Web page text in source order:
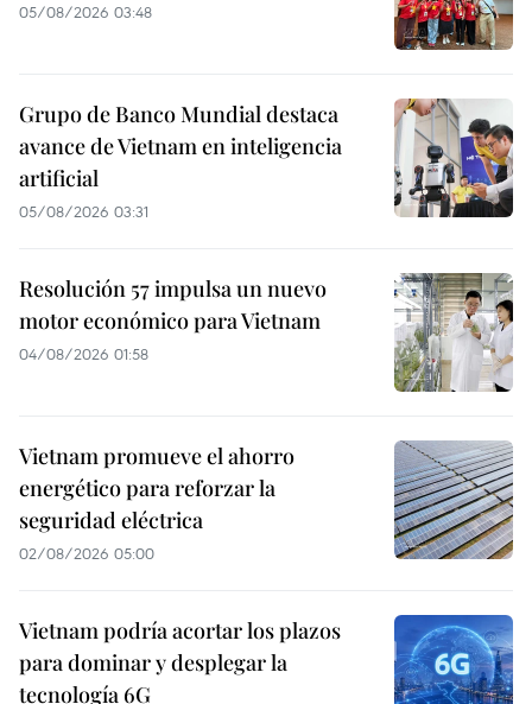
05/08/2026 03:48
Grupo de Banco Mundial destaca
avance de Vietnam en inteligencia
artificial
05/08/2026 03:31
Resolución 57 impulsa un nuevo
motor económico para Vietnam
04/08/2026 01:58
Vietnam promueve el ahorro
energético para reforzar la
seguridad eléctrica
02/08/2026 05:00
Vietnam podría acortar los plazos
para dominar y desplegar la
tecnología 6G